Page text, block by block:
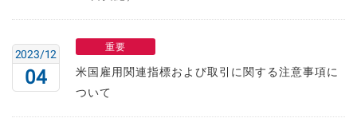
04
2023/12
重要
米国雇用関連指標および取引に関する注意事項に
ついて